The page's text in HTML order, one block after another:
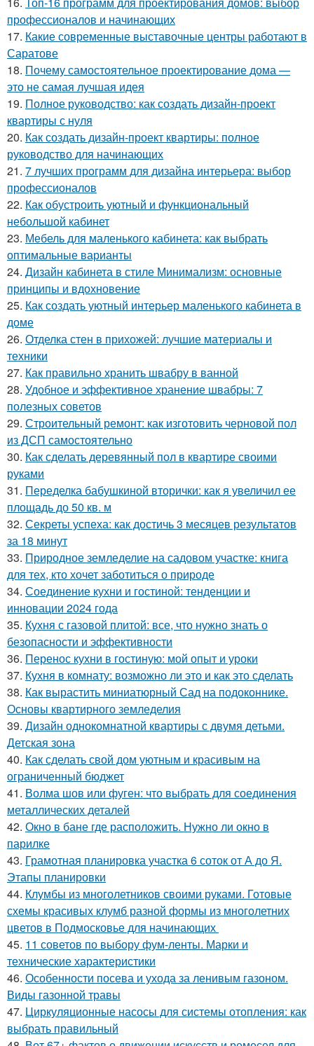
профессионалов и начинающих
17. Какие современные выставочные центры работают в
Саратове
18. Почему самостоятельное проектирование дома —
это не самая лучшая идея
19. Полное руководство: как создать дизайн-проект
квартиры с нуля
20. Как создать дизайн-проект квартиры: полное
руководство для начинающих
21. 7 лучших программ для дизайна интерьера: выбор
профессионалов
22. Как обустроить уютный и функциональный
небольшой кабинет
23. Мебель для маленького кабинета: как выбрать
оптимальные варианты
24. Дизайн кабинета в стиле Минимализм: основные
принципы и вдохновение
25. Как создать уютный интерьер маленького кабинета в
доме
26. Отделка стен в прихожей: лучшие материалы и
техники
27. Как правильно хранить швабру в ванной
28. Удобное и эффективное хранение швабры: 7
полезных советов
29. Строительный ремонт: как изготовить черновой пол
из ДСП самостоятельно
30. Как сделать деревянный пол в квартире своими
руками
31. Переделка бабушкиной вторички: как я увеличил ее
площадь до 50 кв. м
32. Секреты успеха: как достичь 3 месяцев результатов
за 18 минут
33. Природное земледелие на садовом участке: книга
для тех, кто хочет заботиться о природе
34. Соединение кухни и гостиной: тенденции и
инновации 2024 года
35. Кухня с газовой плитой: все, что нужно знать о
безопасности и эффективности
36. Перенос кухни в гостиную: мой опыт и уроки
37. Кухня в комнату: возможно ли это и как это сделать
38. Как вырастить миниатюрный Сад на подоконнике.
Основы квартирного земледелия
39. Дизайн однокомнатной квартиры с двумя детьми.
Детская зона
40. Как сделать свой дом уютным и красивым на
ограниченный бюджет
41. Волма шов или фуген: что выбрать для соединения
металлических деталей
42. Окно в бане где расположить. Нужно ли окно в
парилке
43. Грамотная планировка участка 6 соток от А до Я.
Этапы планировки
44. Клумбы из многолетников своими руками. Готовые
схемы красивых клумб разной формы из многолетних
цветов в Подмосковье для начинающих
45. 11 советов по выбору фум-ленты. Марки и
технические характеристики
46. Особенности посева и ухода за ленивым газоном.
Виды газонной травы
47. Циркуляционные насосы для системы отопления: как
выбрать правильный